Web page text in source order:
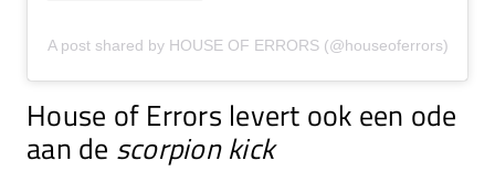
A post shared by HOUSE OF ERRORS (@houseoferrors)
House of Errors levert ook een ode
aan de scorpion kick